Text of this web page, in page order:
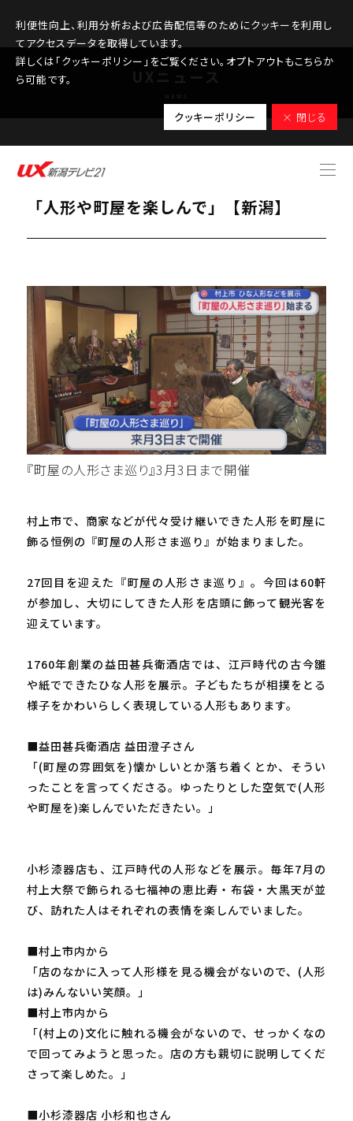
利便性向上、利用分析および広告配信等のためにクッキーを利用し
てアクセスデータを取得しています。
詳しくは「クッキーポリシー」をご覧ください。オプトアウトもこちらか
ら可能です。
クッキーポリシー × 閉じる
2026.03.02
村上市『町屋の人形さま巡り』始まる
「人形や町屋を楽しんで」【新潟】
『町屋の人形さま巡り』3月3日まで開催
村上市で、商家などが代々受け継いできた人形を町屋に
飾る恒例の『町屋の人形さま巡り』が始まりました。
27回目を迎えた『町屋の人形さま巡り』。今回は60軒
が参加し、大切にしてきた人形を店頭に飾って観光客を
迎えています。
1760年創業の益田甚兵衛酒店では、江戸時代の古今雛
や紙でできたひな人形を展示。子どもたちが相撲をとる
様子をかわいらしく表現している人形もあります。
■益田甚兵衛酒店 益田澄子さん
「(町屋の雰囲気を)懐かしいとか落ち着くとか、そうい
ったことを言ってくださる。ゆったりとした空気で(人形
や町屋を)楽しんでいただきたい。」
小杉漆器店も、江戸時代の人形などを展示。毎年7月の
村上大祭で飾られる七福神の恵比寿・布袋・大黒天が並
び、訪れた人はそれぞれの表情を楽しんでいました。
■村上市内から
「店のなかに入って人形様を見る機会がないので、(人形
は)みんないい笑顔。」
■村上市内から
「(村上の)文化に触れる機会がないので、せっかくなの
で回ってみようと思った。店の方も親切に説明してくだ
さって楽しめた。」
■小杉漆器店 小杉和也さん